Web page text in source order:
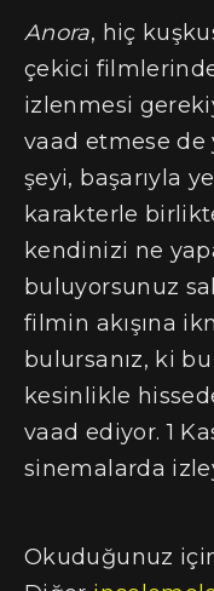
Anora, hiç
çekici
izlenmesi
vaad etmese de
şeyi, başarıyla
karakterle
kendinizi ne
buluyorsunuz
filmin akışına
bulursanız, ki
kesinlikle
vaad ediyor. 1
sinemalarda
Okuduğunuz